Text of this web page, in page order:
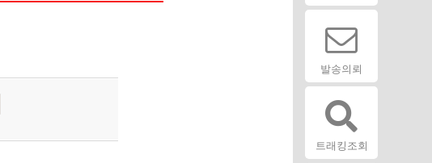
발송의뢰
트래킹조회